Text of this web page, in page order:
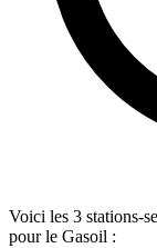
Voici les 3 stations-
pour le Gasoil :